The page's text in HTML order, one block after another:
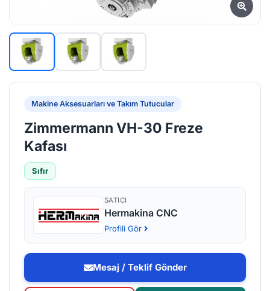
Makine Aksesuarları ve Takım Tutucular
Zimmermann VH-30 Freze
Kafası
Sıfır
SATICI
Hermakina CNC
Profili Gör
Mesaj / Teklif Gönder